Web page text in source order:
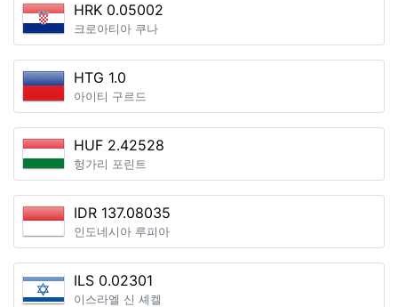
HRK 0.05002
크로아티아 쿠나
HTG 1.0
아이티 구르드
HUF 2.42528
헝가리 포린트
IDR 137.08035
인도네시아 루피아
ILS 0.02301
이스라엘 신 셰켈